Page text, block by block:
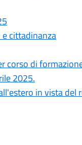
e cittadinanza
corso di
2025.
in vista del